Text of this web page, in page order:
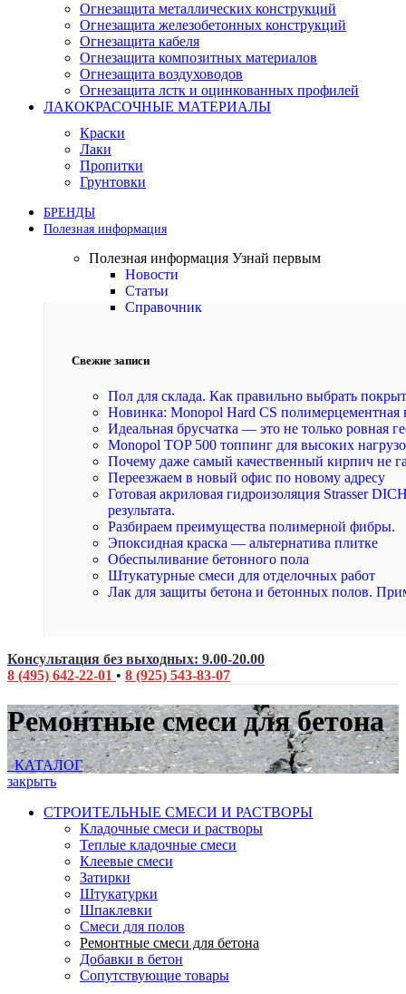
Огнезащита металлических конструкций
Огнезащита железобетонных конструкций
Огнезащита кабеля
Огнезащита композитных материалов
Огнезащита воздуховодов
Огнезащита лстк и оцинкованных профилей
ЛАКОКРАСОЧНЫЕ МАТЕРИАЛЫ
Краски
Лаки
Пропитки
Грунтовки
БРЕНДЫ
Полезная информация
Полезная информация Узнай первым
Новости
Статьи
Справочник
Свежие записи
Пол для склада. Как правильно выбрать
Новинка: Monopol Hard CS полимерцементная
Идеальная брусчатка — это не только ровная
Monopol TOP 500 топпинг для высоких
Почему даже самый качественный кирпич не
Переезжаем в новый офис по новому адресу
Готовая акриловая гидроизоляция Strasser
результата.
Разбираем преимущества полимерной фибры.
Эпоксидная краска — альтернатива плитке
Обеспыливание бетонного пола
Штукатурные смеси для отделочных работ
Лак для защиты бетона и бетонных полов.
Консультация без выходных: 9.00-20.00
8 (495) 642-22-01 • 8 (925) 543-83-07
Ремонтные смеси для бетона
КАТАЛОГ
закрыть
СТРОИТЕЛЬНЫЕ СМЕСИ И РАСТВОРЫ
Кладочные смеси и растворы
Теплые кладочные смеси
Клеевые смеси
Затирки
Штукатурки
Шпаклевки
Смеси для полов
Ремонтные смеси для бетона
Добавки в бетон
Сопутствующие товары